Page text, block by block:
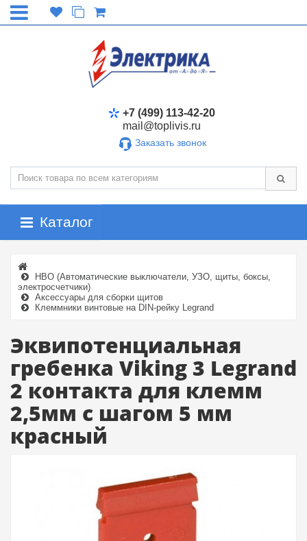
+7 (499) 113-42-20
mail@toplivis.ru
Заказать звонок
Каталог
НВО (Автоматические выключатели, УЗО, щиты, боксы,
электросчетчики)
Аксессуары для сборки щитов
Клеммники винтовые на DIN-рейку Legrand
Эквипотенциальная
гребенка Viking 3 Legrand
2 контакта для клемм
2,5мм с шагом 5 мм
красный